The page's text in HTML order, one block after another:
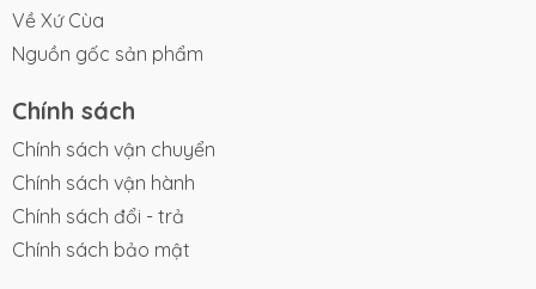
Về Xứ Cùa
Nguồn gốc sản phẩm
Chính sách
Chính sách vận chuyển
Chính sách vận hành
Chính sách đổi - trả
Chính sách bảo mật